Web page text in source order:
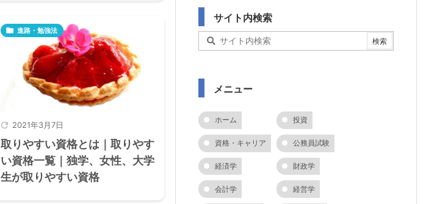
 2021年3月7日
 進路・勉強法
取りやすい資格とは｜取りやす
い資格一覧｜独学、女性、大学
生が取りやすい資格
サイト内検索
メニュー
ホーム 投資
資格・キャリア 公務員試験
経済学 財政学
会計学 経営学